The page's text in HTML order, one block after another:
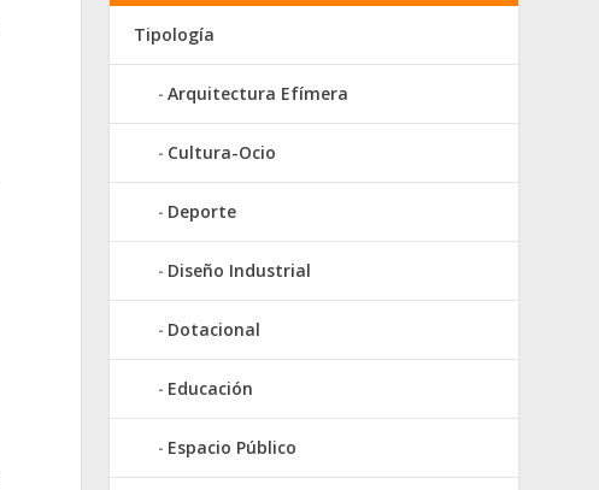
Tipología
Arquitectura Efímera
Cultura-Ocio
Deporte
Diseño Industrial
Dotacional
Educación
Espacio Público